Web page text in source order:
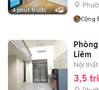
4 phút trước 4
Cộng
Liêm
Nội
3,5